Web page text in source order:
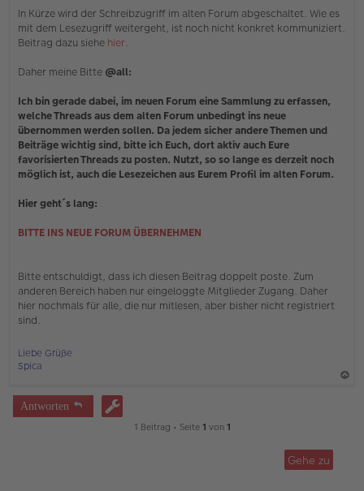
n
g
e
l
s
e
r
B
e
t
r
g
In Kürze wird der Schreibzugriff im alten Forum abgeschaltet. Wie es
mit dem Lesezugriff weitergeht, ist noch nicht konkret kommuniziert.
Beitrag dazu siehe hier.
Daher meine Bitte @all:
Ich bin gerade dabei, im neuen Forum eine Sammlung zu erfassen,
welche Threads aus dem alten Forum unbedingt ins neue
übernommen werden sollen. Da jedem sicher andere Themen und
Beiträge wichtig sind, bitte ich Euch, dort aktiv auch Eure
favorisierten Threads zu posten. Nutzt, so so lange es derzeit noch
möglich ist, auch die Lesezeichen aus Eurem Profil im alten Forum.
Hier geht´s lang:
BITTE INS NEUE FORUM ÜBERNEHMEN
Bitte entschuldigt, dass ich diesen Beitrag doppelt poste. Zum
anderen Bereich haben nur eingeloggte Mitglieder Zugang. Daher
hier nochmals für alle, die nur mitlesen, aber bisher nicht registriert
sind.
Liebe Grüße
Spica
Antworten
1 Beitrag • Seite 1 von 1
Gehe zu